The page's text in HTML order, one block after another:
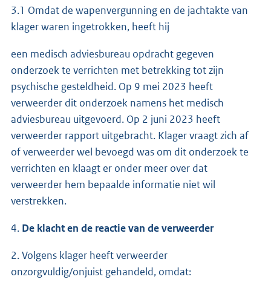
3.1 Omdat de wapenvergunning en de jachtakte van
klager waren ingetrokken, heeft hij
een medisch adviesbureau opdracht gegeven
onderzoek te verrichten met betrekking tot zijn
psychische gesteldheid. Op 9 mei 2023 heeft
verweerder dit onderzoek namens het medisch
adviesbureau uitgevoerd. Op 2 juni 2023 heeft
verweerder rapport uitgebracht. Klager vraagt zich af
of verweerder wel bevoegd was om dit onderzoek te
verrichten en klaagt er onder meer over dat
verweerder hem bepaalde informatie niet wil
verstrekken.
4. De klacht en de reactie van de verweerder
2. Volgens klager heeft verweerder
onzorgvuldig/onjuist gehandeld, omdat: